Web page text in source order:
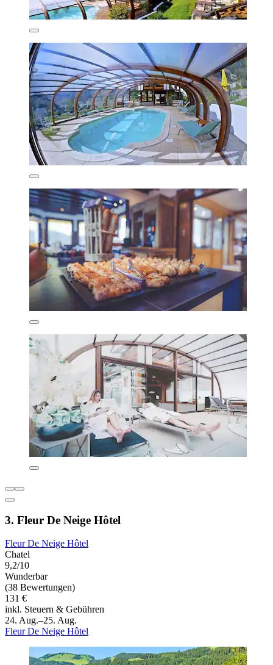
3. Fleur De Neige Hôtel
Fleur De Neige Hôtel
Chatel
9,2/10
Wunderbar
(38 Bewertungen)
131 €
inkl. Steuern & Gebühren
24. Aug.–25. Aug.
Fleur De Neige Hôtel